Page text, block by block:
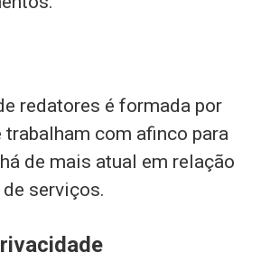
redatores é formada por
com afinco para
de mais atual em relação
serviços.